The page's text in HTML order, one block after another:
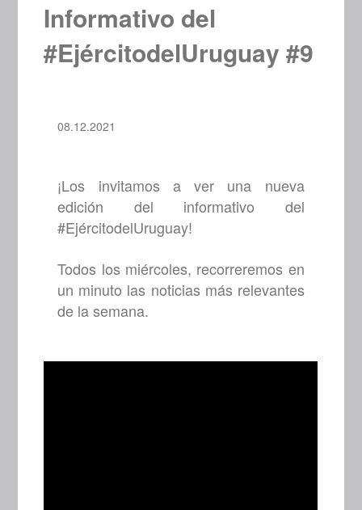
Informativo del
#EjércitodelUruguay #9
08.12.2021
¡Los invitamos a ver una nueva
edición del informativo del
#EjércitodelUruguay!
Todos los miércoles, recorreremos en
un minuto las noticias más relevantes
de la semana.